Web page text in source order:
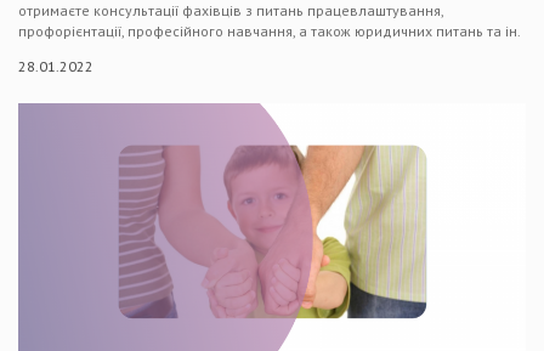
отримаєте консультації фахівців з питань працевлаштування,
профорієнтації, професійного навчання, а також юридичних питань та ін.
28.01.2022